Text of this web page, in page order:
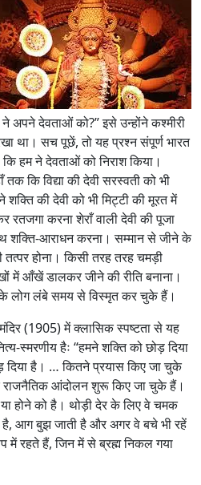
अपने देवताओं को?” इसे उन्होंने कश्मीरी
था। सच पूछें, तो यह प्रश्न संपूर्ण भारत
हम ने देवताओं को निराश किया।
तक कि विद्या की देवी सरस्वती को भी
की देवी को भी मिट्टी की मूरत में
करना शेराँ वाली देवी की पूजा
शक्ति-आराधन करना। सम्मान से जीने के
होना। किसी तरह तरह चमड़ी
में आँखें डालकर जीने की रीति बनाना।
के लोग लंबे समय से विस्मृत कर चुके हैं।
(1905) में क्लासिक स्पष्टता से यह
स्मरणीय हैः “हमने शक्ति को छोड़ दिया
दिया है। … कितने प्रयास किए जा चुके
राजनैतिक आंदोलन शुरू किए जा चुके हैं।
होने को है। थोड़ी देर के लिए वे चमक
है, आग बुझ जाती है और अगर वे बचे भी रहें
में रहते हैं, जिन में से ब्रह्म निकल गया